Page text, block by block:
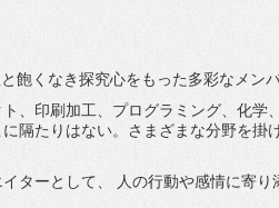
飽くなき探究心をもった多彩なメン
、印刷加工、 プログラミング、化学
隔たりはない。 さまざまな分野を掛
ターとして、 人の行動や感情に寄り